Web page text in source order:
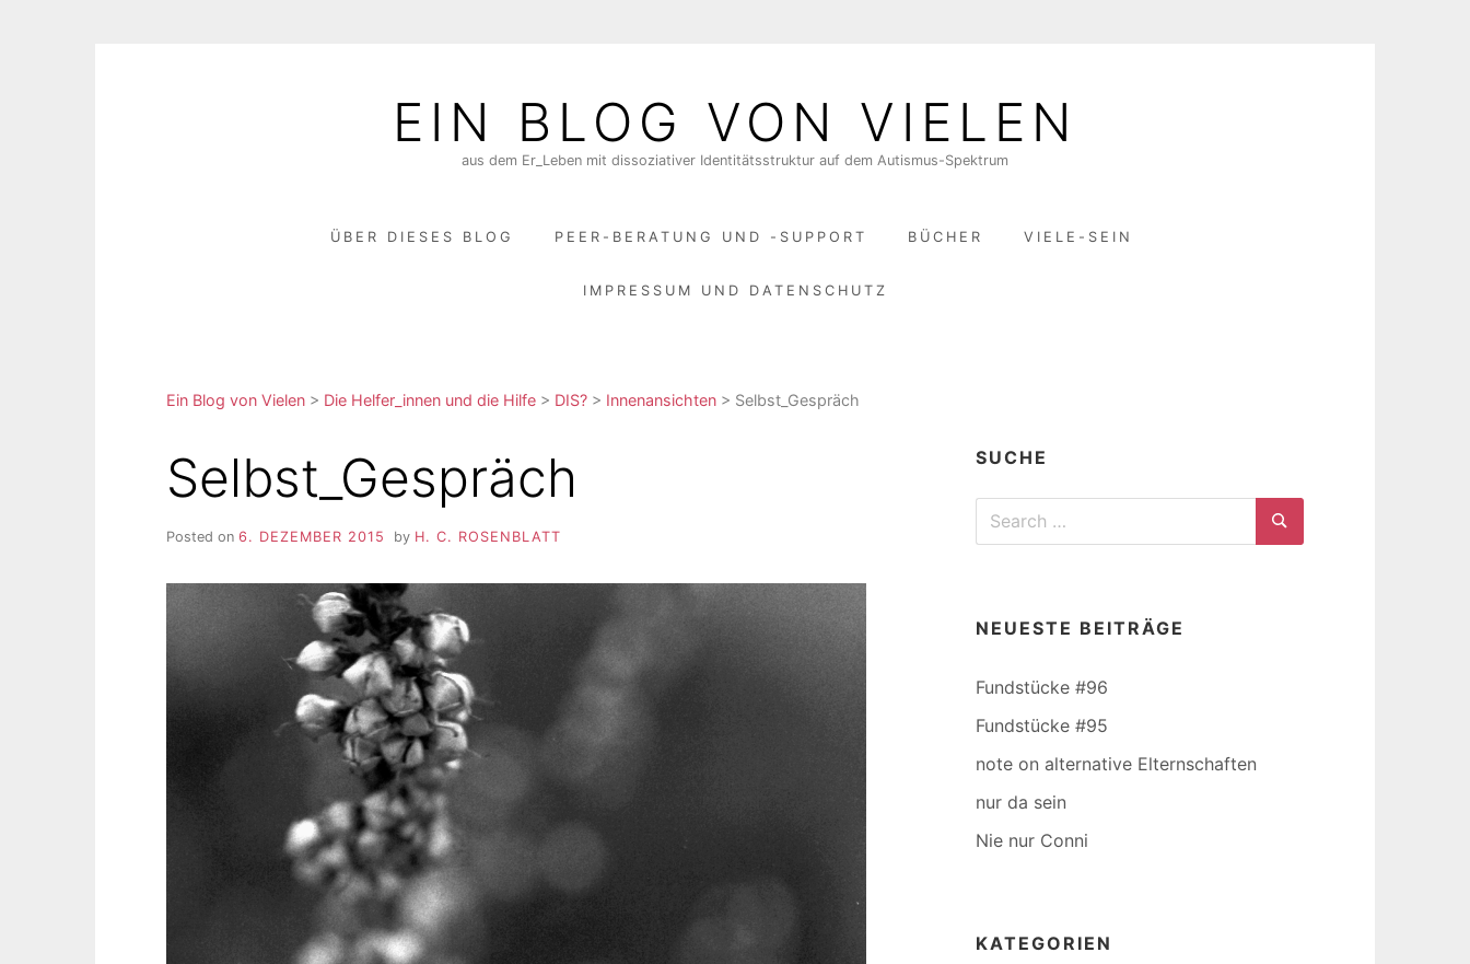
EIN BLOG VON VIELEN
aus dem Er_Leben mit dissoziativer Identitätsstruktur auf dem Autismus-Spektrum
ÜBER DIESES BLOG PEER-BERATUNG UND -SUPPORT BÜCHER VIELE-SEIN
IMPRESSUM UND DATENSCHUTZ
Ein Blog von Vielen > Die Helfer_innen und die Hilfe > DIS? > Innenansichten > Selbst_Gespräch
Selbst_Gespräch
Posted on 6. DEZEMBER 2015 by H. C. ROSENBLATT
SUCHE
Search
Search
NEUESTE BEITRÄGE
Fundstücke #96
Fundstücke #95
note on alternative Elternschaften
nur da sein
Nie nur Conni
KATEGORIEN